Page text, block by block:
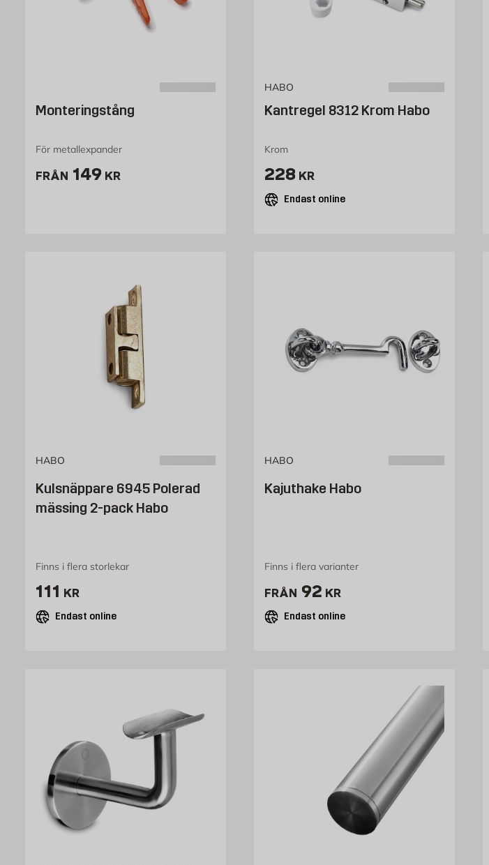
Monteringstång
För metallexpander
FRÅN Pris 149 kr
149 KR
HABO
Kantregel 8312 Krom Habo
Krom
Pris 228 kr
228 KR
Endast online
HABO
Kulsnäppare 6945 Polerad
mässing 2-pack Habo
Finns i flera storlekar
Pris 111 kr
111 KR
Endast online
HABO
Kajuthake Habo
Finns i flera varianter
FRÅN Pris 92 kr
92 KR
Endast online